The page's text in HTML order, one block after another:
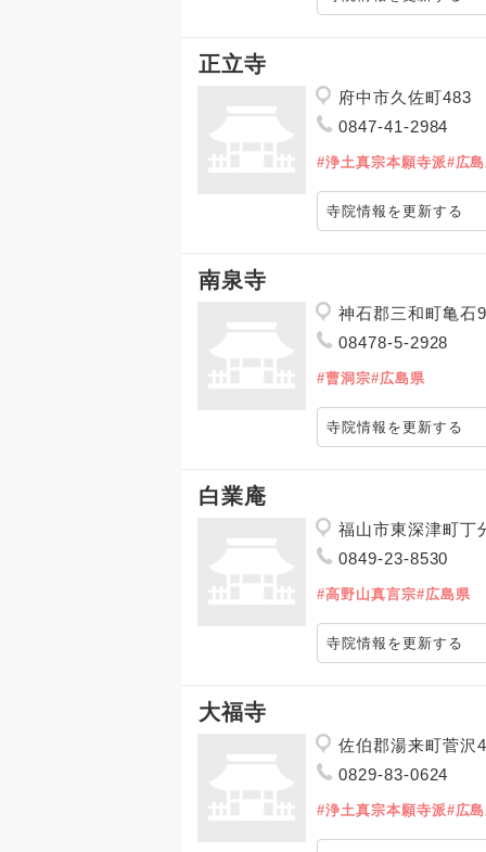
正立寺
府中市久佐町483
0847-41-2984
#浄土真宗本願寺派#広
寺院情報を更新する
南泉寺
神石郡三和町亀石
08478-5-2928
#曹洞宗#広島県
寺院情報を更新する
白業庵
福山市東深津町丁
0849-23-8530
#高野山真言宗#広島県
寺院情報を更新する
大福寺
佐伯郡湯来町菅沢
0829-83-0624
#浄土真宗本願寺派#広